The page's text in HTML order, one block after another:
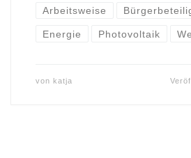
Arbeitsweise
Energie Photovoltaik
von katja